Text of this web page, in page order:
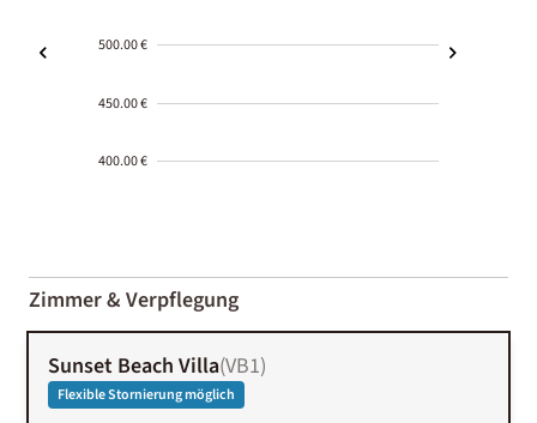
500.00 €
450.00 €
400.00 €
01-02
Zimmer & Verpflegung
Sunset Beach Villa(VB1)
Flexible Stornierung möglich